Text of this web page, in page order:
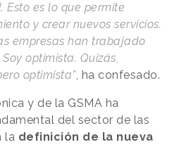
Esto es lo que permite
y crear nuevos servicios.
empresas han trabajado
optimista. Quizás,
optimista”, ha confesado.
y de la GSMA ha
del sector de las
la definición de la nueva